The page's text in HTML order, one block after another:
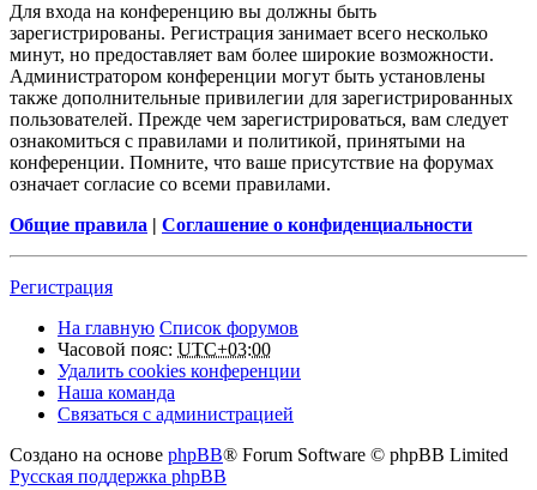
Для входа на конференцию вы должны быть
зарегистрированы. Регистрация занимает всего несколько
минут, но предоставляет вам более широкие возможности.
Администратором конференции могут быть установлены
также дополнительные привилегии для зарегистрированных
пользователей. Прежде чем зарегистрироваться, вам следует
ознакомиться с правилами и политикой, принятыми на
конференции. Помните, что ваше присутствие на форумах
означает согласие со всеми правилами.
Общие правила | Соглашение о конфиденциальности
Регистрация
На главную Список форумов
Часовой пояс: UTC+03:00
Удалить cookies конференции
Наша команда
Связаться с администрацией
Создано на основе phpBB® Forum Software © phpBB Limited
Русская поддержка phpBB